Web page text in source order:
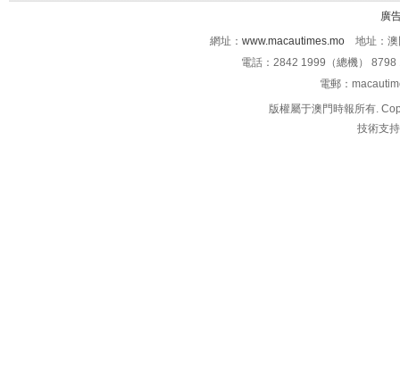
廣
網址： www.macautimes.mo 地址：澳
電話：2842 1999（總機）
電郵：
版權屬于澳門時報所有.
技術支